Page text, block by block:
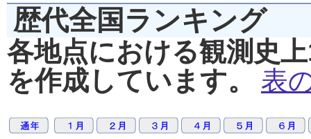
歴代全国ランキング
各地点における観測史
を作成しています。
表